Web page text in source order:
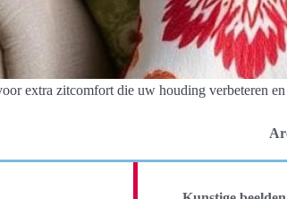
extra zitcomfort die uw houding verbeteren